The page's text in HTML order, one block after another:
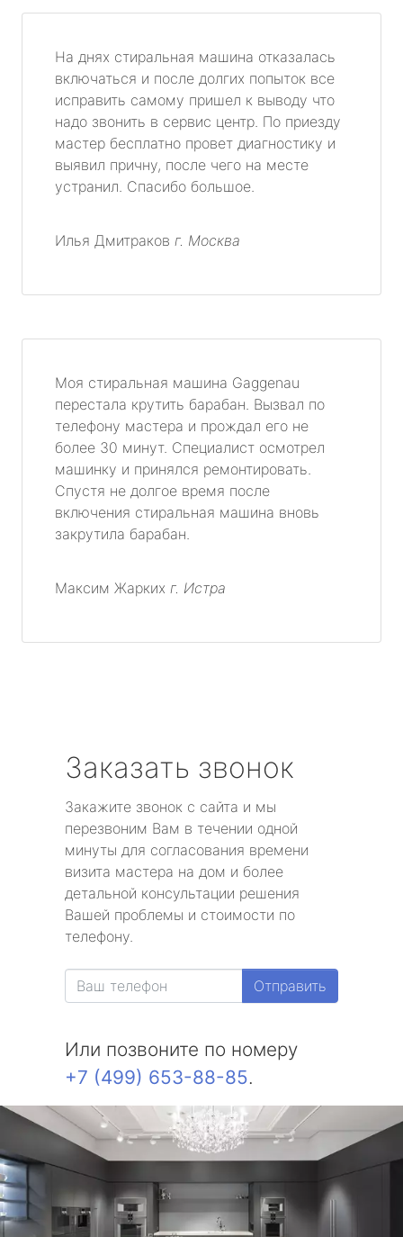
На днях стиральная машина отказалась
включаться и после долгих попыток все
исправить самому пришел к выводу что
надо звонить в сервис центр. По приезду
мастер бесплатно провет диагностику и
выявил причну, после чего на месте
устранил. Спасибо большое.
Илья Дмитраков г. Москва
Моя стиральная машина Gaggenau
перестала крутить барабан. Вызвал по
телефону мастера и прождал его не
более 30 минут. Специалист осмотрел
машинку и принялся ремонтировать.
Спустя не долгое время после
включения стиральная машина вновь
закрутила барабан.
Максим Жарких г. Истра
Заказать звонок
Закажите звонок с сайта и мы
перезвоним Вам в течении одной
минуты для согласования времени
визита мастера на дом и более
детальной консультации решения
Вашей проблемы и стоимости по
телефону.
Отправить
Или позвоните по номеру
+7 (499) 653-88-85.